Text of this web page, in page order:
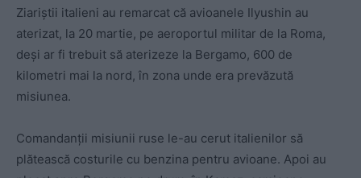
Ziariștii italieni au remarcat că avioanele Ilyushin au
aterizat, la 20 martie, pe aeroportul militar de la Roma,
deși ar fi trebuit să aterizeze la Bergamo, 600 de
kilometri mai la nord, în zona unde era prevăzută
misiunea.
Comandanții misiunii ruse le-au cerut italienilor să
plătească costurile cu benzina pentru avioane. Apoi au